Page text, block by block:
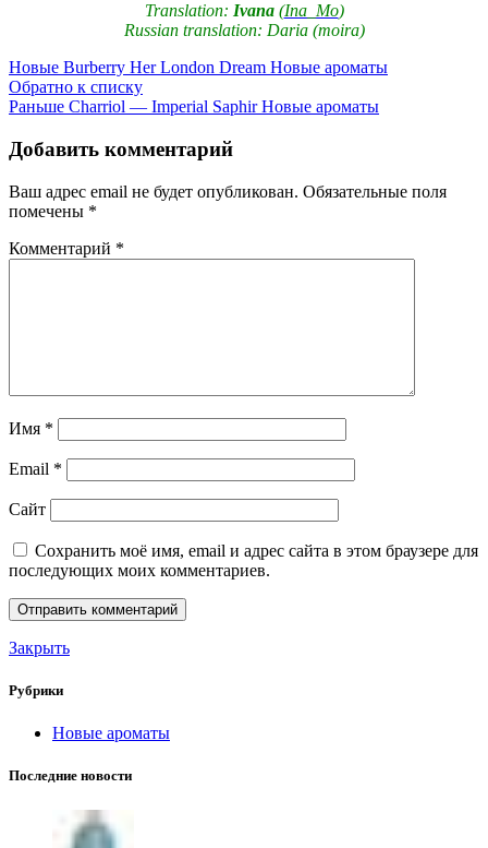
Translation: Ivana(Ina_Mo)
Russian translation: Daria (moira)
Новые Burberry Her London Dream Новые ароматы
Обратно к списку
Раньше Charriol — Imperial Saphir Новые ароматы
Добавить комментарий
Ваш адрес email не будет опубликован. Обязательные поля
помечены *
Комментарий *
Имя *
Email *
Сайт
Сохранить моё имя, email и адрес сайта в этом браузере для
последующих моих комментариев.
Закрыть
Рубрики
Новые ароматы
Последние новости